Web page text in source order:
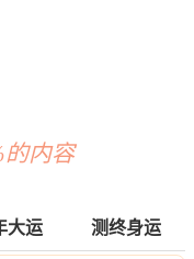
内容
大运 测终身运